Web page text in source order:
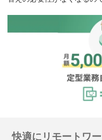
快適にリモートワ